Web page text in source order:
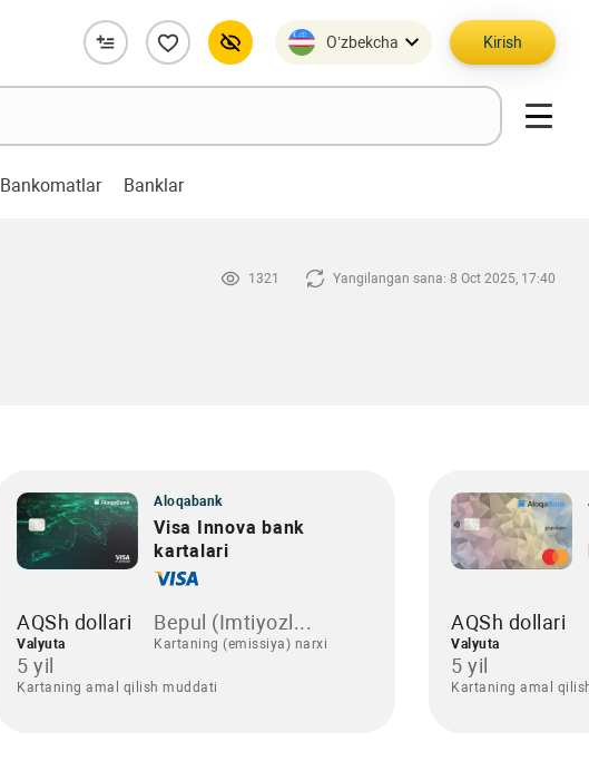
O’zbekcha Kirish
Bankomatlar Banklar
1321 Yangilangan sana: 8 Oct 2025, 17:40
Aloqabank
Visa Innova bank
kartalari
AQSh dollari
Valyuta
Bepul (Imtiyozl...
Kartaning (emissiya) narxi
5 yil
Kartaning amal qilish muddati
AQSh dollari
Valyuta
5 yil
Kartaning amal